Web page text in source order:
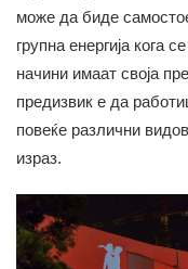
може да биде
групна енергија кога
начини имаат своја
предизвик е да
повеќе различни
израз.